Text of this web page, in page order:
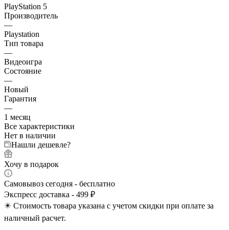
PlayStation 5
Производитель
—
Playstation
Тип товара
—
Видеоигра
Состояние
—
Новый
Гарантия
—
1 месяц
Все характеристики
Нет в наличии
Нашли дешевле?
Хочу в подарок
Самовывоз сегодня - бесплатно
Экспресс доставка - 499 ₽
✴️ Стоимость товара указана с учетом скидки при оплате за
наличный расчет.